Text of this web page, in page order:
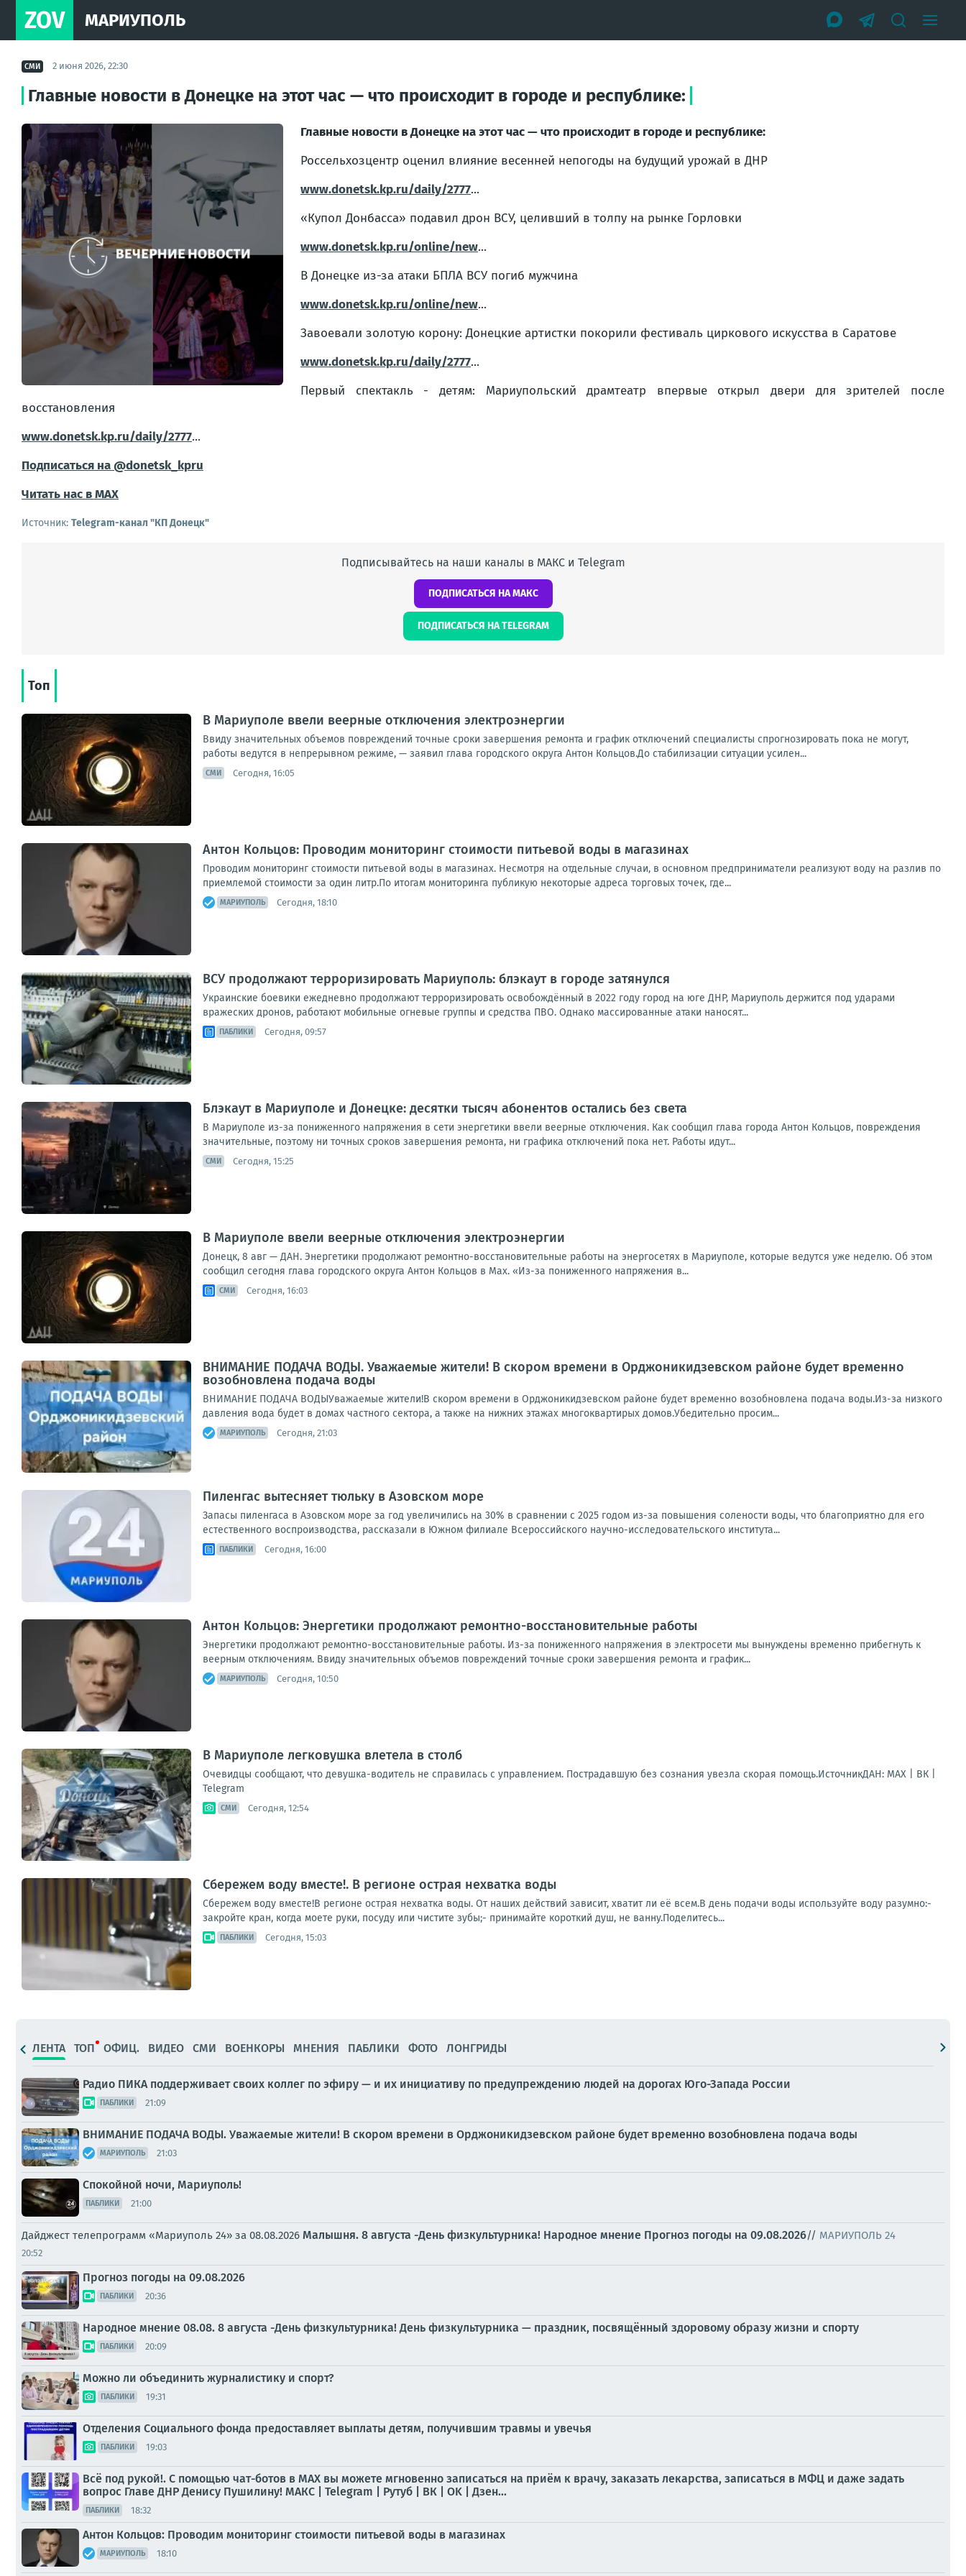
ZOV МАРИУПОЛЬ
СМИ 2 июня 2026, 22:30
Главные новости в Донецке на этот час — что происходит в городе и республике:
Главные новости в Донецке на этот час — что происходит в городе и республике:
Россельхозцентр оценил влияние весенней непогоды на будущий урожай в ДНР
www.donetsk.kp.ru/daily/2777...
«Купол Донбасса» подавил дрон ВСУ, целивший в толпу на рынке Горловки
www.donetsk.kp.ru/online/new...
В Донецке из-за атаки БПЛА ВСУ погиб мужчина
www.donetsk.kp.ru/online/new...
Завоевали золотую корону: Донецкие артистки покорили фестиваль циркового искусства в Саратове
www.donetsk.kp.ru/daily/2777...
Первый спектакль - детям: Мариупольский драмтеатр впервые открыл двери для зрителей после
восстановления
www.donetsk.kp.ru/daily/2777...
Подписаться на @donetsk_kpru
Читать нас в МАХ
Источник: Telegram-канал "КП Донецк"
Подписывайтесь на наши каналы в МАКС и Telegram
ПОДПИСАТЬСЯ НА МАКС
ПОДПИСАТЬСЯ НА TELEGRAM
Топ
В Мариуполе ввели веерные отключения электроэнергии
Ввиду значительных объемов повреждений точные сроки завершения ремонта и график отключений специалисты спрогнозировать пока не могут,
работы ведутся в непрерывном режиме, — заявил глава городского округа Антон Кольцов.До стабилизации ситуации усилен...
СМИ Сегодня, 16:05
Антон Кольцов: Проводим мониторинг стоимости питьевой воды в магазинах
Проводим мониторинг стоимости питьевой воды в магазинах. Несмотря на отдельные случаи, в основном предприниматели реализуют воду на разлив по
приемлемой стоимости за один литр.По итогам мониторинга публикую некоторые адреса торговых точек, где...
МАРИУПОЛЬ Сегодня, 18:10
ВСУ продолжают терроризировать Мариуполь: блэкаут в городе затянулся
Украинские боевики ежедневно продолжают терроризировать освобождённый в 2022 году город на юге ДНР, Мариуполь держится под ударами
вражеских дронов, работают мобильные огневые группы и средства ПВО. Однако массированные атаки наносят...
ПАБЛИКИ Сегодня, 09:57
Блэкаут в Мариуполе и Донецке: десятки тысяч абонентов остались без света
В Мариуполе из-за пониженного напряжения в сети энергетики ввели веерные отключения. Как сообщил глава города Антон Кольцов, повреждения
значительные, поэтому ни точных сроков завершения ремонта, ни графика отключений пока нет. Работы идут...
СМИ Сегодня, 15:25
В Мариуполе ввели веерные отключения электроэнергии
Донецк, 8 авг — ДАН. Энергетики продолжают ремонтно-восстановительные работы на энергосетях в Мариуполе, которые ведутся уже неделю. Об этом
сообщил сегодня глава городского округа Антон Кольцов в Мах. «Из-за пониженного напряжения в...
СМИ Сегодня, 16:03
ВНИМАНИЕ ПОДАЧА ВОДЫ. Уважаемые жители! В скором времени в Орджоникидзевском районе будет временно
возобновлена подача воды
ВНИМАНИЕ ПОДАЧА ВОДЫУважаемые жители!В скором времени в Орджоникидзевском районе будет временно возобновлена подача воды.Из-за низкого
давления вода будет в домах частного сектора, а также на нижних этажах многоквартирых домов.Убедительно просим...
МАРИУПОЛЬ Сегодня, 21:03
Пиленгас вытесняет тюльку в Азовском море
Запасы пиленгаса в Азовском море за год увеличились на 30% в сравнении с 2025 годом из-за повышения солености воды, что благоприятно для его
естественного воспроизводства, рассказали в Южном филиале Всероссийского научно-исследовательского института...
ПАБЛИКИ Сегодня, 16:00
Антон Кольцов: Энергетики продолжают ремонтно-восстановительные работы
Энергетики продолжают ремонтно-восстановительные работы. Из-за пониженного напряжения в электросети мы вынуждены временно прибегнуть к
веерным отключениям. Ввиду значительных объемов повреждений точные сроки завершения ремонта и график...
МАРИУПОЛЬ Сегодня, 10:50
В Мариуполе легковушка влетела в столб
Очевидцы сообщают, что девушка-водитель не справилась с управлением. Пострадавшую без сознания увезла скорая помощь.ИсточникДАН: MAX | ВК |
Telegram
СМИ Сегодня, 12:54
Сбережем воду вместе!. В регионе острая нехватка воды
Сбережем воду вместе!В регионе острая нехватка воды. От наших действий зависит, хватит ли её всем.В день подачи воды используйте воду разумно:-
закройте кран, когда моете руки, посуду или чистите зубы;- принимайте короткий душ, не ванну.Поделитесь...
ПАБЛИКИ Сегодня, 15:03
ЛЕНТА ТОП ОФИЦ. ВИДЕО СМИ ВОЕНКОРЫ МНЕНИЯ ПАБЛИКИ ФОТО ЛОНГРИДЫ
Радио ПИКА поддерживает своих коллег по эфиру — и их инициативу по предупреждению людей на дорогах Юго-Запада России
ПАБЛИКИ 21:09
ВНИМАНИЕ ПОДАЧА ВОДЫ. Уважаемые жители! В скором времени в Орджоникидзевском районе будет временно возобновлена подача воды
МАРИУПОЛЬ 21:03
Спокойной ночи, Мариуполь!
ПАБЛИКИ 21:00
Дайджест телепрограмм «Мариуполь 24» за 08.08.2026 Малышня. 8 августа -День физкультурника! Народное мнение Прогноз погоды на 09.08.2026// МАРИУПОЛЬ 24
20:52
Прогноз погоды на 09.08.2026
ПАБЛИКИ 20:36
Народное мнение 08.08. 8 августа -День физкультурника! День физкультурника — праздник, посвящённый здоровому образу жизни и спорту
ПАБЛИКИ 20:09
Можно ли объединить журналистику и спорт?
ПАБЛИКИ 19:31
Отделения Социального фонда предоставляет выплаты детям, получившим травмы и увечья
ПАБЛИКИ 19:03
Всё под рукой!. С помощью чат-ботов в МАХ вы можете мгновенно записаться на приём к врачу, заказать лекарства, записаться в МФЦ и даже задать
вопрос Главе ДНР Денису Пушилину! МАКС | Telegram | Рутуб | ВК | OK | Дзен...
ПАБЛИКИ 18:32
Антон Кольцов: Проводим мониторинг стоимости питьевой воды в магазинах
МАРИУПОЛЬ 18:10